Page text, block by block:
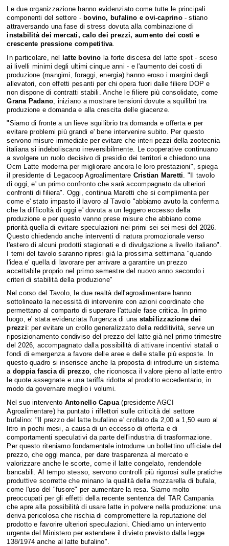
Le due organizzazione hanno evidenziato come tutte le principali
componenti del settore - bovino, bufalino e ovi-caprino- stiano
attraversando una fase di stress dovuta alla combinazione di
instabilità dei mercati, calo dei prezzi, aumento dei costi e
crescente pressione competitiva.
In particolare, nel latte bovino la forte discesa del latte spot - sceso
ai livelli minimi degli ultimi cinque anni - e l'aumento dei costi di
produzione (mangimi, foraggi, energia) hanno eroso i margini degli
allevatori, con effetti pesanti per chi opera fuori dalle filiere DOP e
non dispone di contratti stabili. Anche le filiere più consolidate, come
Grana Padano , iniziano a mostrare tensioni dovute a squilibri tra
produzione e domanda e alla crescita delle giacenze.
"Siamo di fronte a un lieve squilibrio tra domanda e offerta e per
evitare problemi più grandi e' bene intervenire subito. Per questo
servono misure immediate per evitare che interi pezzi della zootecnia
italiana si indeboliscano irreversibilmente. Le cooperative continuano
a svolgere un ruolo decisivo di presidio dei territori e chiedono una
Ocm Latte moderna per migliorare ancora le loro prestazioni", spiega
il presidente di Legacoop Agroalimentare Cristian Maretti . "Il tavolo
di oggi, e' un primo confronto che sarà accompagnato da ulteriori
confronti di filiera". Oggi, continua Maretti che si complimenta per
come e' stato impasto il lavoro al Tavolo "abbiamo avuto la conferma
che la difficoltà di oggi e' dovuta a un leggero eccesso della
produzione e per questo vanno prese misure che abbiano come
priorità quella di evitare speculazioni nei primi sei sei mesi del 2026.
Questo chiedendo anche interventi di natura promozionale verso
l'estero di alcuni prodotti stagionati e di divulgazione a livello italiano".
I temi del tavolo saranno ripresi già la prossima settimana "quando
l'idea e' quella di lavorare per arrivare a garantire un prezzo
accettabile proprio nel primo semestre del nuovo anno secondo i
criteri di stabilità della produzione"
Nel corso del Tavolo, le due realtà dell'agroalimentare hanno
sottolineato la necessità di intervenire con azioni coordinate che
permettano al comparto di superare l'attuale fase critica. In primo
luogo, e' stata evidenziata l'urgenza di una stabilizzazione dei
prezzi: per evitare un crollo generalizzato della redditività, serve un
riposizionamento condiviso del prezzo del latte già nel primo trimestre
del 2026, accompagnato dalla possibilità di attivare incentivi statali o
fondi di emergenza a favore delle aree e delle stalle più esposte. In
questo quadro si inserisce anche la proposta di introdurre un sistema
a doppia fascia di prezzo, che riconosca il valore pieno al latte entro
le quote assegnate e una tariffa ridotta al prodotto eccedentario, in
modo da governare meglio i volumi.
Nel suo intervento Antonello Capua (presidente AGCI
Agroalimentare) ha puntato i riflettori sulle criticità del settore
bufalino: "Il prezzo del latte bufalino e' crollato da 2,00 a 1,50 euro al
litro in pochi mesi, a causa di un eccesso di offerta e di
comportamenti speculativi da parte dell'industria di trasformazione.
Per questo riteniamo fondamentale introdurre un bollettino ufficiale del
prezzo, che oggi manca, per dare trasparenza al mercato e
valorizzare anche le scorte, come il latte congelato, rendendole
bancabili. Al tempo stesso, servono controlli più rigorosi sulle pratiche
produttive scorrette che minano la qualità della mozzarella di bufala,
come l'uso del "fusore" per aumentare la resa. Siamo molto
preoccupati per gli effetti della recente sentenza del TAR Campania
che apre alla possibilità di usare latte in polvere nella produzione: una
deriva pericolosa che rischia di compromettere la reputazione del
prodotto e favorire ulteriori speculazioni. Chiediamo un intervento
urgente del Ministero per estendere il divieto previsto dalla legge
138/1974 anche al latte bufalino".